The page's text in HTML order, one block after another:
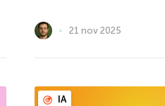
21 nov 2025
IA